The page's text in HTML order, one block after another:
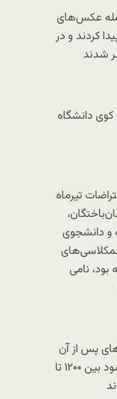
۱۸ تیر، از جمله عکس‌های
کردند و در
به کوی دانشگاه
تیرماه
و دانشجوی
نامی
پس از آن
ده‌ها نفر زخمی شده و گفته می‌شود بین ۱۲۰۰ تا